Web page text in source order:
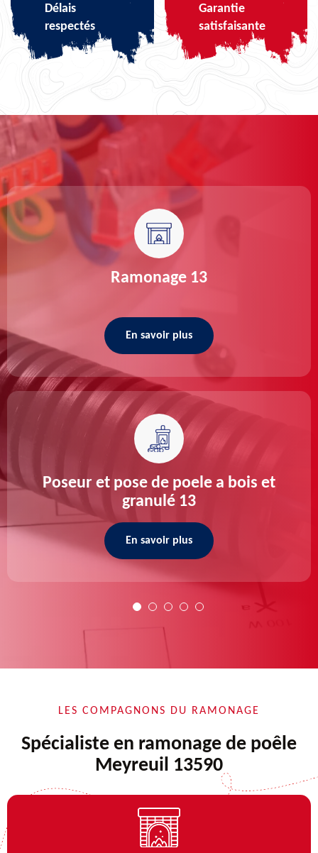
Délais
respectés
Garantie
satisfaisante
Ramonage 13
En savoir plus
Poseur et pose de poele a bois et
granulé 13
En savoir plus
LES COMPAGNONS DU RAMONAGE
Spécialiste en ramonage de poêle
Meyreuil 13590